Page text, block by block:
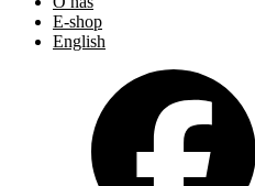
E-shop
English